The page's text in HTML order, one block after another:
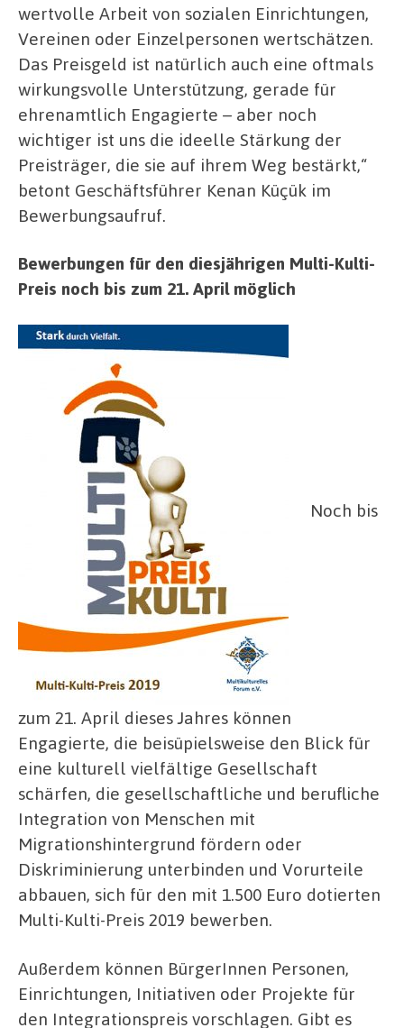
wertvolle Arbeit von sozialen Einrichtungen,
Vereinen oder Einzelpersonen wertschätzen.
Das Preisgeld ist natürlich auch eine oftmals
wirkungsvolle Unterstützung, gerade für
ehrenamtlich Engagierte – aber noch
wichtiger ist uns die ideelle Stärkung der
Preisträger, die sie auf ihrem Weg bestärkt,“
betont Geschäftsführer Kenan Küçük im
Bewerbungsaufruf.
Bewerbungen für den diesjährigen Multi-Kulti-
Preis noch bis zum 21. April möglich
Noch bis
zum 21. April dieses Jahres können
Engagierte, die beisüpielsweise den Blick für
eine kulturell vielfältige Gesellschaft
schärfen, die gesellschaftliche und berufliche
Integration von Menschen mit
Migrationshintergrund fördern oder
Diskriminierung unterbinden und Vorurteile
abbauen, sich für den mit 1.500 Euro dotierten
Multi-Kulti-Preis 2019 bewerben.
Außerdem können BürgerInnen Personen,
Einrichtungen, Initiativen oder Projekte für
den Integrationspreis vorschlagen. Gibt es